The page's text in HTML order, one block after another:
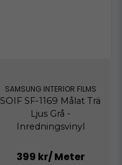
SAMSUNG INTERIOR FILMS
SOIF SF-1169 Målat Trä
Ljus Grå -
Inredningsvinyl
399 kr/ Meter